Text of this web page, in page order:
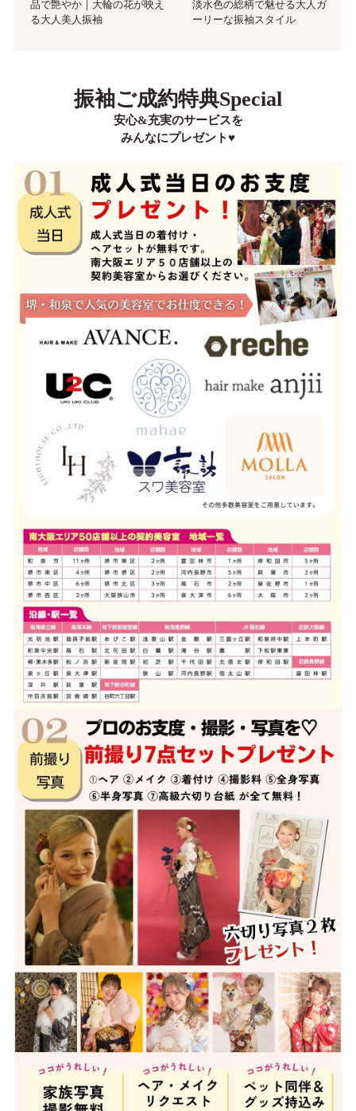
品で艶やか｜大輪の花が映え
る大人美人振袖
淡水色の総柄で魅せる大人ガ
ーリーな振袖スタイル
振袖ご成約特典Special
安心&充実のサービスを
みんなにプレゼント♥